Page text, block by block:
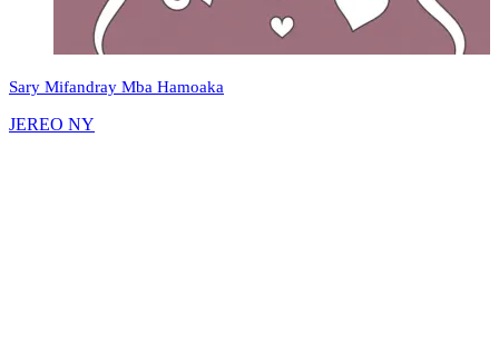
Sary Mifandray Mba Hamoaka
JEREO NY